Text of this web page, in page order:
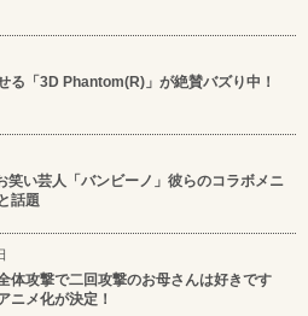
る「3D Phantom(R)」が絶賛バズり中！
笑い芸人「バンビーノ」彼らのコラボメニ
話題
体攻撃で二回攻撃のお母さんは好きです
ニメ化が決定！